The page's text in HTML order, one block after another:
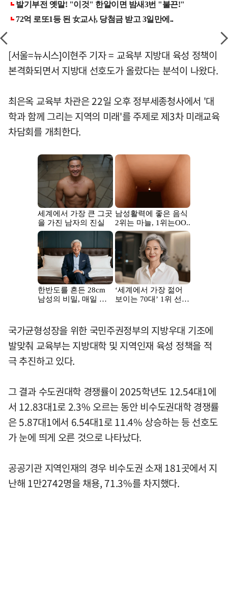
[서울=뉴시스]이현주 기자 = 교육부 지방대 육성 정책이
본격화되면서 지방대 선호도가 올랐다는 분석이 나왔다.
최은옥 교육부 차관은 22일 오후 정부세종청사에서 '대
학과 함께 그리는 지역의 미래'를 주제로 제3차 미래교육
차담회를 개최한다.
국가균형성장을 위한 국민주권정부의 지방우대 기조에
발맞춰 교육부는 지방대학 및 지역인재 육성 정책을 적
극 추진하고 있다.
그 결과 수도권대학 경쟁률이 2025학년도 12.54대1에
서 12.83대1로 2.3% 오르는 동안 비수도권대학 경쟁률
은 5.87대1에서 6.54대1로 11.4% 상승하는 등 선호도
가 눈에 띄게 오른 것으로 나타났다.
공공기관 지역인재의 경우 비수도권 소재 181곳에서 지
난해 1만2742명을 채용, 71.3%를 차지했다.